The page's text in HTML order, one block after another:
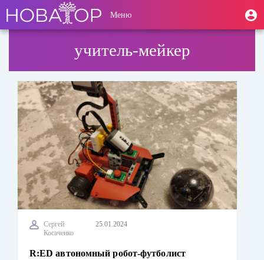
основному
User
account
Меню
учитель-мейкер
Сергей
Косаченко
25.01.2024
R:ED автономный робот-футболист